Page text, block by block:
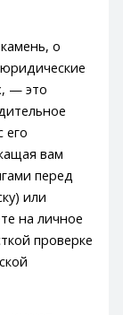
о
— это
его
вам
перед
или
на личное
проверке